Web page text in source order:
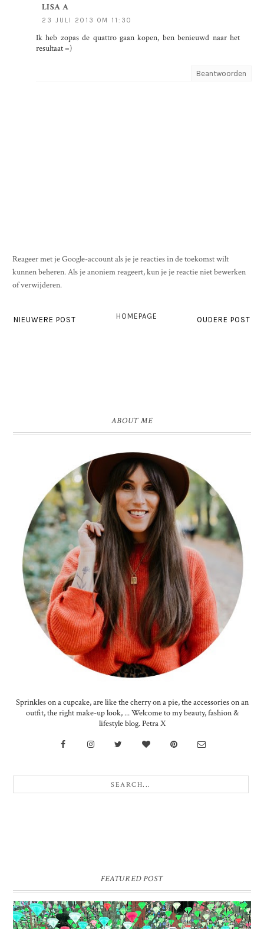
LISA A
23 JULI 2013 OM 11:30
Ik heb zopas de quattro gaan kopen, ben benieuwd naar het
resultaat =)
Beantwoorden
Reageer met je Google-account als je je reacties in de toekomst wilt
kunnen beheren. Als je anoniem reageert, kun je je reactie niet bewerken
of verwijderen.
NIEUWERE POST OUDERE POST
HOMEPAGE
ABOUT ME
Sprinkles on a cupcake, are like the cherry on a pie, the accessories on an
outfit, the right make-up look, ... Welcome to my beauty, fashion &
lifestyle blog. Petra X
FEATURED POST